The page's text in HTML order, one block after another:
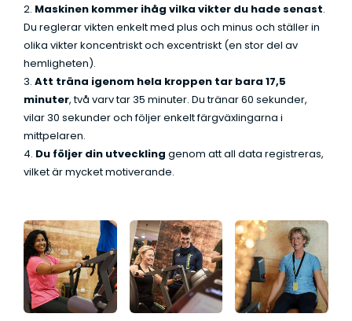
2. Maskinen kommer ihåg vilka vikter du hade senast.
Du reglerar vikten enkelt med plus och minus och ställer in
olika vikter koncentriskt och excentriskt (en stor del av
hemligheten).
3. Att träna igenom hela kroppen tar bara 17,5
minuter, två varv tar 35 minuter. Du tränar 60 sekunder,
vilar 30 sekunder och följer enkelt färgväxlingarna i
mittpelaren.
4. Du följer din utveckling genom att all data registreras,
vilket är mycket motiverande.